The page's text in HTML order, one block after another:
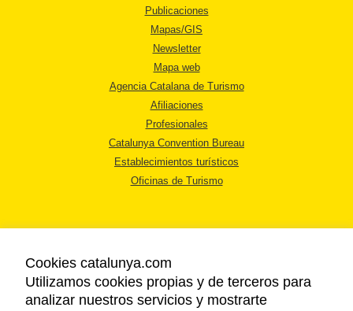
Publicaciones
Mapas/GIS
Newsletter
Mapa web
Agencia Catalana de Turismo
Afiliaciones
Profesionales
Catalunya Convention Bureau
Establecimientos turísticos
Oficinas de Turismo
AVISO LEGAL
Cookies catalunya.com
Utilizamos cookies propias y de terceros para
analizar nuestros servicios y mostrarte